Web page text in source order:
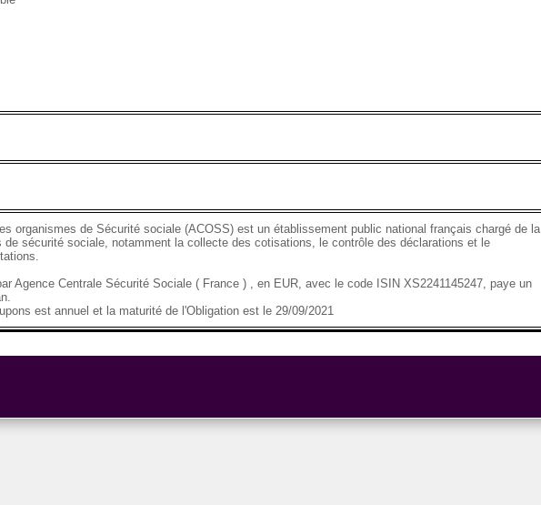
organismes de Sécurité sociale (ACOSS) est un établissement public national français chargé de la
de sécurité sociale, notamment la collecte des cotisations, le contrôle des déclarations et le
Agence Centrale Sécurité Sociale ( France ) , en EUR, avec le code ISIN XS2241145247, paye un
est annuel et la maturité de l'Obligation est le 29/09/2021